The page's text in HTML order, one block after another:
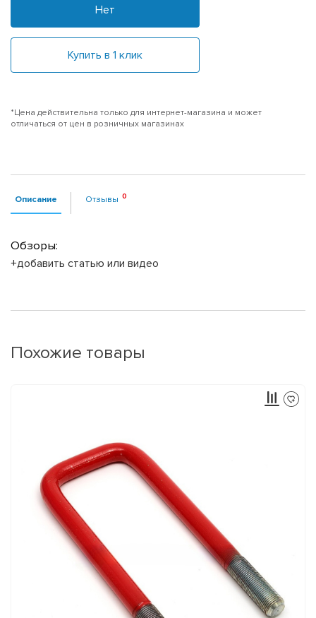
Нет
Купить в 1 клик
*Цена действительна только для интернет-магазина и может
отличаться от цен в розничных магазинах
Описание Отзывы
Обзоры:
+добавить статью или видео
Похожие товары